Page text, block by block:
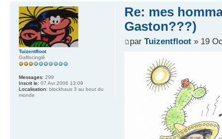
Re: mes
Gaston???)
par Tuizentfloot» 19
Tuizentfloot
Gaffocinglé
Messages: 299
Inscrit le: 07 Avr 2006 13:09
Localisation: blockhaus 3 au bout du
monde